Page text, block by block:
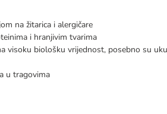
na žitarica i alergičare
i hranjivim tvarima
visoku biološku vrijednost, posebno su
u tragovima